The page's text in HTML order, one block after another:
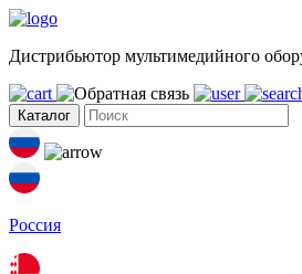
Дистрибьютор мультимедийного
Каталог
Россия